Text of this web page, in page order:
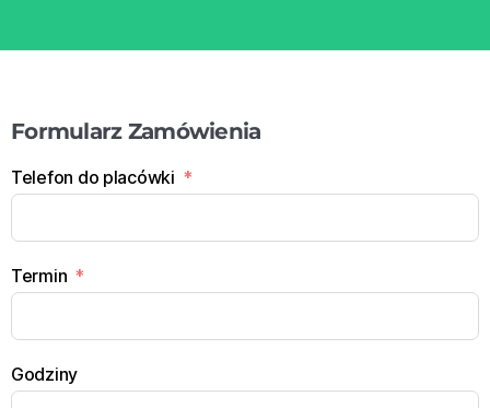
Formularz Zamówienia
Telefon do placówki
Termin
Godziny